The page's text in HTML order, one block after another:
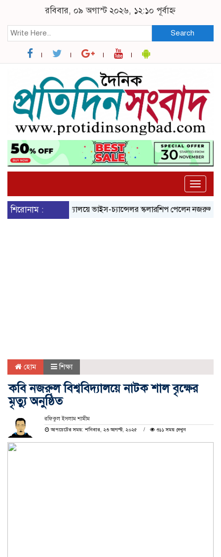
রবিবার, ০৯ অগাস্ট ২০২৬, ১২:১০ পূর্বাহ্ন
Search
Toggle
শিরোনাম :
ব্রুনেল বিশ্ববিদ্যালয়ে ভাইস-চ্যান্সেলর স্কলারশিপ পেলেন নজরুল
হোম শিক্ষা
কবি নজরুল বিশ্ববিদ্যালয়ে নাটক শাল বৃক্ষের
মৃত্যু অনুষ্ঠিত
রফিকুল ইসলাম শামীম
আপডেটের সময়: শনিবার, ২৩ আগস্ট, ২০২৫
৩১১ সময় দেখুন